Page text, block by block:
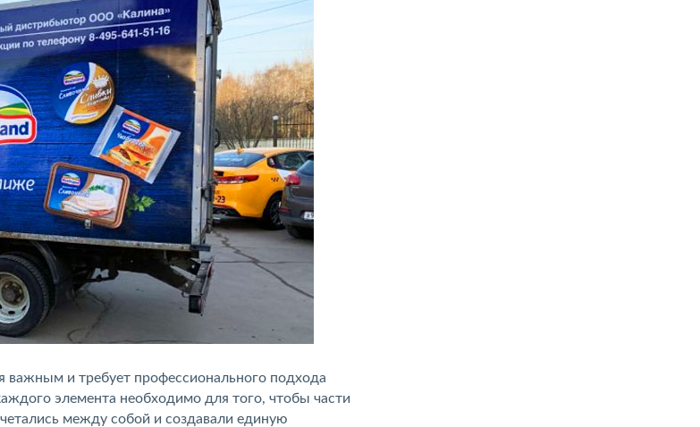
важным и требует профессионального подхода
элемента необходимо для того, чтобы части
между собой и создавали единую